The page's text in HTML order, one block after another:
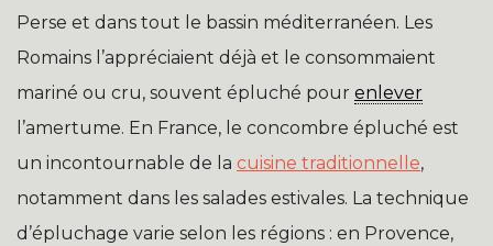
Perse et dans tout le bassin méditerranéen. Les
Romains l’appréciaient déjà et le consommaient
mariné ou cru, souvent épluché pour enlever
l’amertume. En France, le concombre épluché est
un incontournable de la cuisine traditionnelle,
notamment dans les salades estivales. La technique
d’épluchage varie selon les régions : en Provence,